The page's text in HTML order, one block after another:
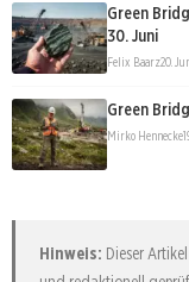
Green
30. Juni
Felix Baarz20.
Green
Mirko Hennecke
Hinweis: Dieser